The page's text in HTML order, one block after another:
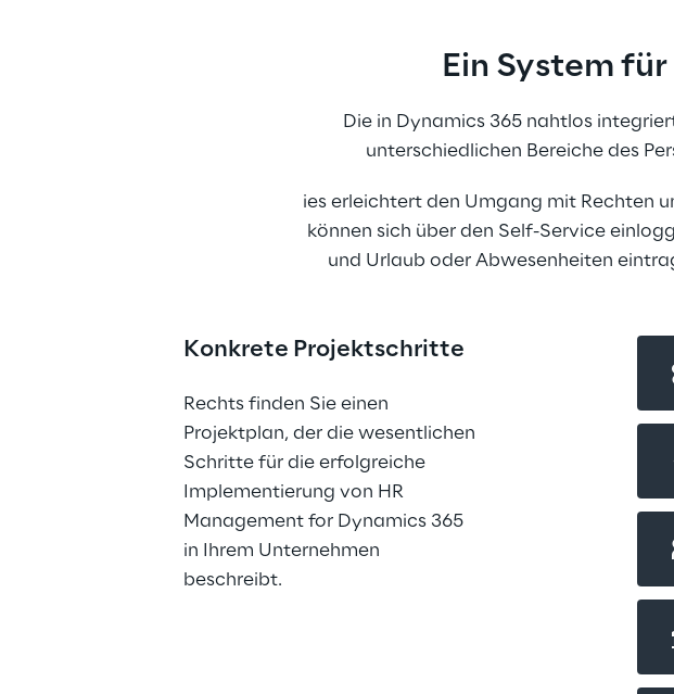
Ein System
Die in Dynamics 365 nahtlos
unterschiedlichen Bereiche des
ies erleichtert den Umgang mit Rechten
können sich über den Self-Service
und Urlaub oder Abwesenheiten
Konkrete Projektschritte
Rechts finden Sie einen
Projektplan, der die wesentlichen
Schritte für die erfolgreiche
Implementierung von HR
Management for Dynamics 365
in Ihrem Unternehmen
beschreibt.